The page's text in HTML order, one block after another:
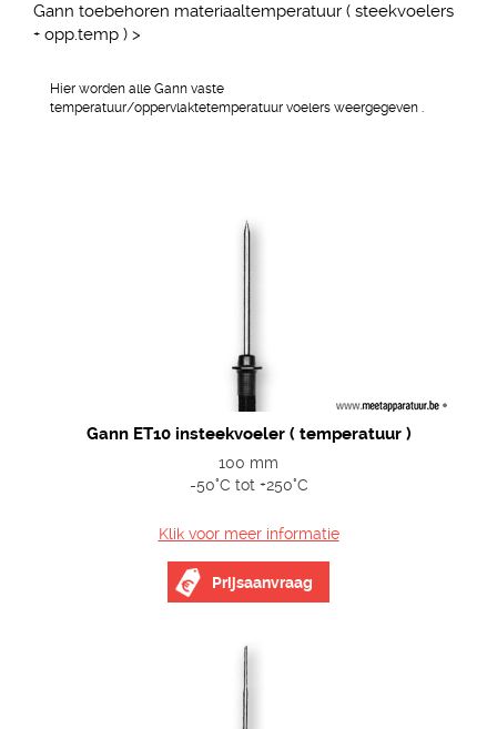
Gann toebehoren materiaaltemperatuur ( steekvoelers
+ opp.temp ) >
Hier worden alle Gann vaste
temperatuur/oppervlaktetemperatuur voelers weergegeven .
Gann ET10 insteekvoeler ( temperatuur )
100 mm
-50°C tot +250°C
Klik voor meer informatie
Prijsaanvraag